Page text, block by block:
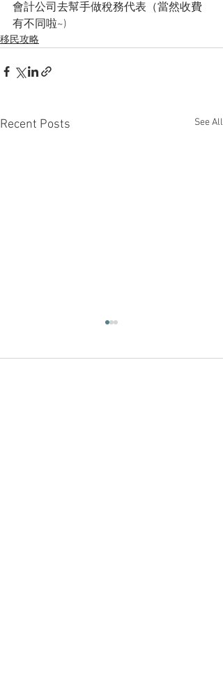
會計公司去幫手做稅務代表（當然收費
有不同啦~)
移民攻略
Recent Posts See All